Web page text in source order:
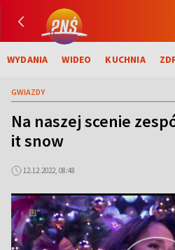
WYDANIA WIDEO KUCHNIA
GWIAZDY
Na naszej scenie
it snow
12.12.2022, 08:48